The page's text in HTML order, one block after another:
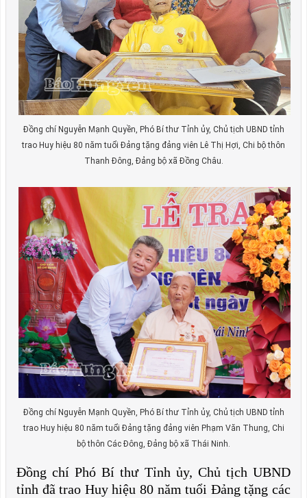
Đồng chí Nguyễn Mạnh Quyền, Phó Bí thư Tỉnh ủy, Chủ tịch UBND tỉnh
trao Huy hiệu 80 năm tuổi Đảng tặng đảng viên Lê Thị Hợi, Chi bộ thôn
Thanh Đông, Đảng bộ xã Đồng Châu.
Đồng chí Nguyễn Mạnh Quyền, Phó Bí thư Tỉnh ủy, Chủ tịch UBND tỉnh
trao Huy hiệu 80 năm tuổi Đảng tặng đảng viên Phạm Văn Thung, Chi
bộ thôn Các Đông, Đảng bộ xã Thái Ninh.
Đồng chí Phó Bí thư Tỉnh ủy, Chủ tịch UBND
tỉnh đã trao Huy hiệu 80 năm tuổi Đảng tặng các